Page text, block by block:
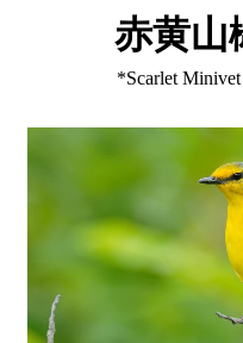
赤黄山
*Scarlet Minivet